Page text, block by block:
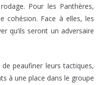
Pour les Panthères,
cohésion. Face à elles, les
qu’ils seront un adversaire
peaufiner leurs tactiques,
à une place dans le groupe